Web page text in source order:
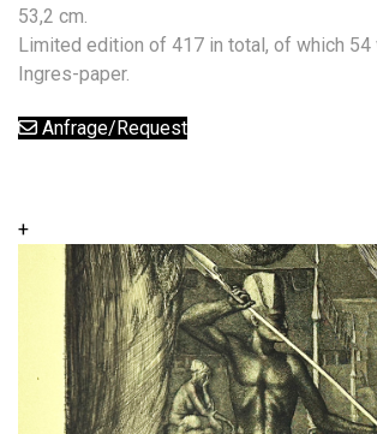
53,2 cm.
Limited edition of 417 in total, of which 54
Ingres-paper.
Anfrage/Request
+